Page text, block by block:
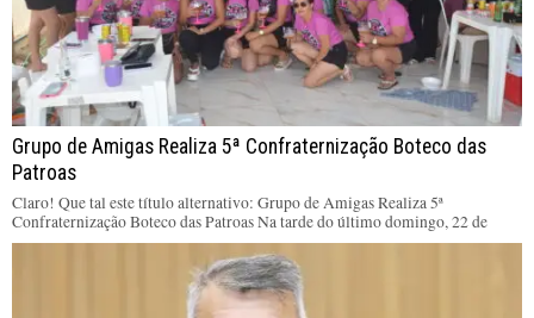
Grupo de Amigas Realiza 5ª Confraternização Boteco das
Patroas
Claro! Que tal este título alternativo: Grupo de Amigas Realiza 5ª
Confraternização Boteco das Patroas Na tarde do último domingo, 22 de